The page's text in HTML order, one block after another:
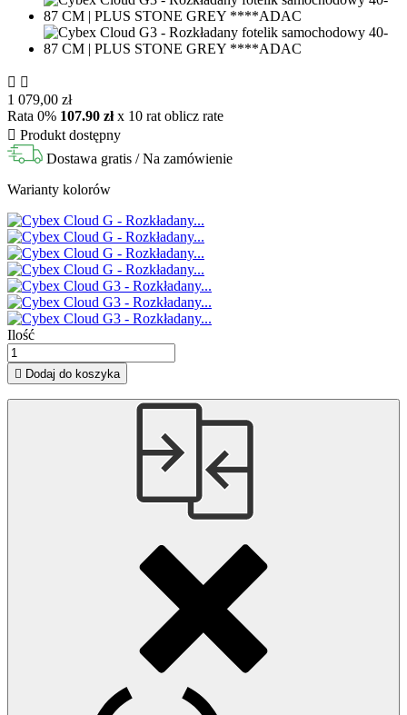
 
1 079,00 zł
Rata 0% 107.90 złx 10 rat oblicz rate
 Produkt dostępny
Dostawa gratis / Na zamówienie
Warianty kolorów
Ilość
 Dodaj do koszyka